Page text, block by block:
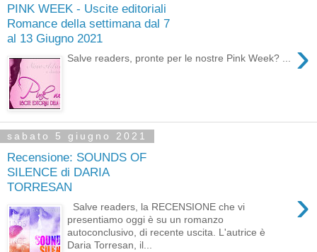
PINK WEEK - Uscite editoriali
Romance della settimana dal 7
al 13 Giugno 2021
›
Salve readers, pronte per le nostre Pink Week? ...
sabato 5 giugno 2021
Recensione: SOUNDS OF
SILENCE di DARIA
TORRESAN
›
Salve readers, la RECENSIONE che vi
presentiamo oggi è su un romanzo
autoconclusivo, di recente uscita. L'autrice è
Daria Torresan, il...